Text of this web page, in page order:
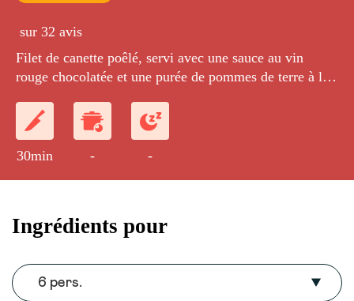
sur 32 avis
Filet de canette poêlé, servi avec une sauce au vin
rouge chocolatée et une purée de pommes de terre à la
30min - -
Ingrédients pour
6 pers.